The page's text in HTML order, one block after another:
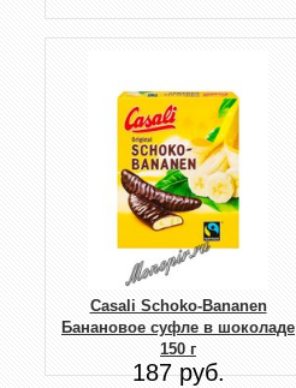
Casali Schoko-Bananen
Банановое суфле в шоколаде
150 г
187 руб.